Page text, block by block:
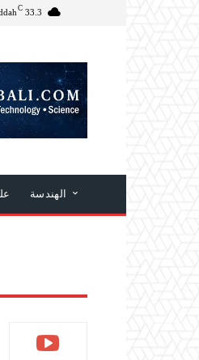
33.3
C
الهندسة